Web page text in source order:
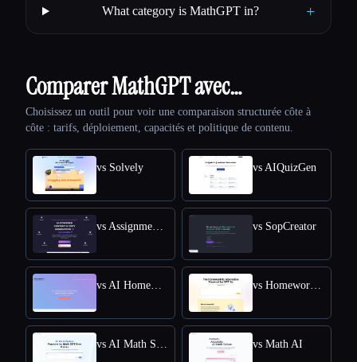
What category is MathGPT in? +
Comparer MathGPT avec…
Choisissez un outil pour voir une comparaison structurée côte à
côte : tarifs, déploiement, capacités et politique de contenu.
vs Solvely vs AIQuizGen
vs AssignmentGPT AI vs SopCreator
vs AI Homework Helper - Apex Vision AI vs Homeworkify.im : Master Homework with GPT-4o
vs AI Math Solver Powered by Math GPT Free Online vs Math AI